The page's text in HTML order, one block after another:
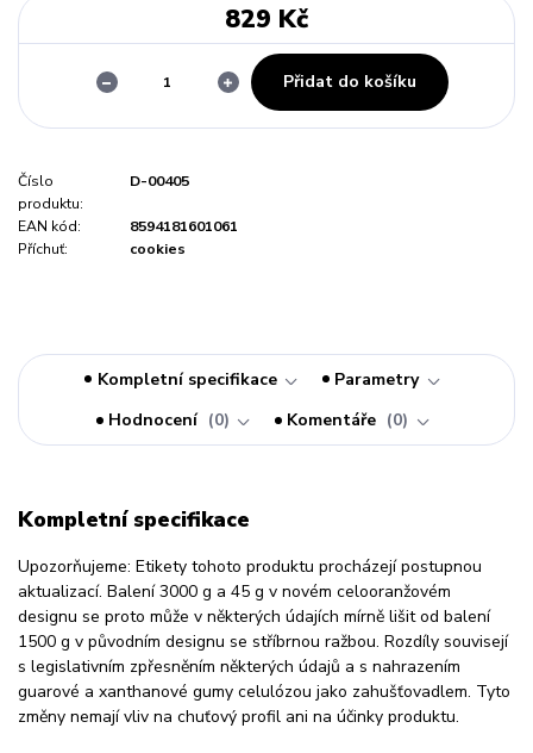
829 Kč
Přidat do košíku
Číslo
produktu:
D-00405
EAN kód:
8594181601061
Příchuť:
cookies
Kompletní specifikace
Parametry
Hodnocení
0 Komentáře 0
Kompletní specifikace
Upozorňujeme: Etikety tohoto produktu procházejí postupnou
aktualizací. Balení 3000 g a 45 g v novém celooranžovém
designu se proto může v některých údajích mírně lišit od balení
1500 g v původním designu se stříbrnou ražbou. Rozdíly souvisejí
s legislativním zpřesněním některých údajů a s nahrazením
guarové a xanthanové gumy celulózou jako zahušťovadlem. Tyto
změny nemají vliv na chuťový profil ani na účinky produktu.